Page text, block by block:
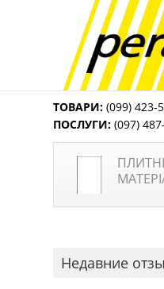
ТОВАРИ: (099) 423-
ПОСЛУГИ: (097)
ПЛИТНІ
Недавние